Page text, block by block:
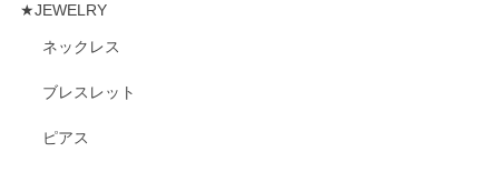
★JEWELRY
ネックレス
ブレスレット
ピアス